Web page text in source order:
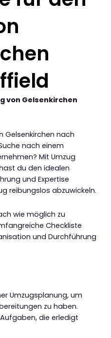
von Gelsenkirchen
Gelsenkirchen nach
nach einem
Mit Umzug
du den idealen
und Expertise
reibungslos abzuwickeln.
wie möglich zu
Checkliste
und Durchführung
Umzugsplanung, um
zu haben.
die erledigt